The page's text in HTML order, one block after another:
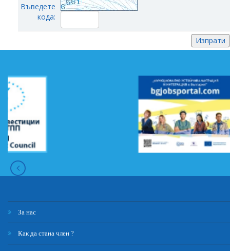
Въведете
кода:
За нас
Как да стана член ?